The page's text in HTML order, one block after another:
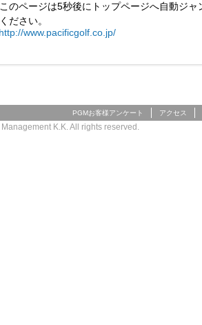
のページは5秒後にトップページへ自動ジ
ださい。
http://www.pacificgolf.co.jp/
PGMお客様アンケート アクセス
K.K. All rights reserved.